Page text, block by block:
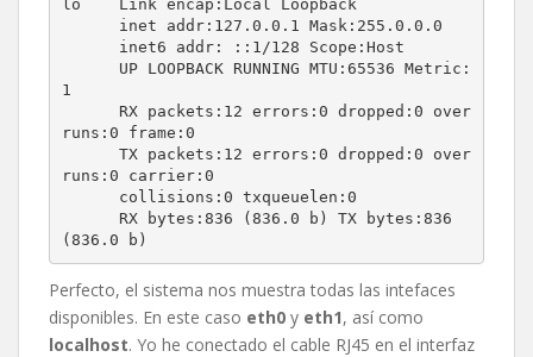
lo    Link encap:Local Loopback
inet addr:127.0.0.1 Mask:255.0.0.0
inet6 addr: ::1/128 Scope:Host
UP LOOPBACK RUNNING MTU:65536 Metric:
1
RX packets:12 errors:0 dropped:0 over
runs:0 frame:0
TX packets:12 errors:0 dropped:0 over
runs:0 carrier:0
collisions:0 txqueuelen:0
RX bytes:836 (836.0 b) TX bytes:836
(836.0 b)
Perfecto, el sistema nos muestra todas las intefaces
disponibles. En este caso eth0 y eth1, así como
localhost. Yo he conectado el cable RJ45 en el interfaz